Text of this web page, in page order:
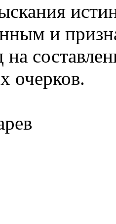
и
на
очерков.